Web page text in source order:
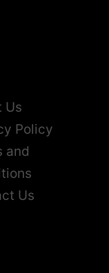
Us
Policy
and
Us